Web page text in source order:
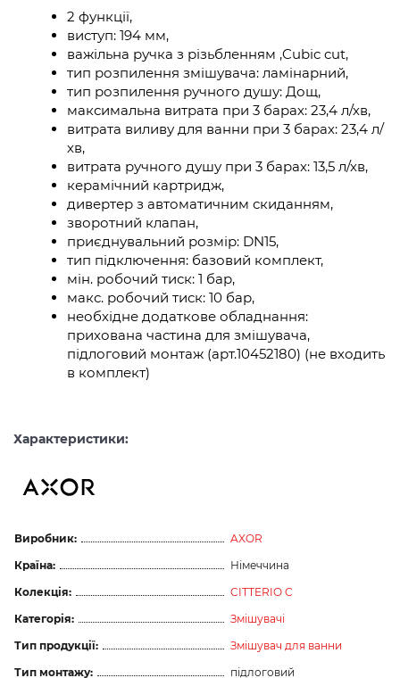
2 функції,
виступ: 194 мм,
важільна ручка з різьбленням ,Cubic cut,
тип розпилення змішувача: ламінарний,
тип розпилення ручного душу: Дощ,
максимальна витрата при 3 барах: 23,4 л/хв,
витрата виливу для ванни при 3 барах: 23,4 л/
хв,
витрата ручного душу при 3 барах: 13,5 л/хв,
керамічний картридж,
дивертер з автоматичним скиданням,
зворотний клапан,
приєднувальний розмір: DN15,
тип підключення: базовий комплект,
мін. робочий тиск: 1 бар,
макс. робочий тиск: 10 бар,
необхідне додаткове обладнання:
прихована частина для змішувача,
підлоговий монтаж (арт.10452180) (не входить
в комплект)
Характеристики:
Виробник:
AXOR
Країна:
Німеччина
Колекція:
CITTERIO C
Категорія:
Змішувачі
Тип продукції:
Змішувач для ванни
Тип монтажу:
підлоговий